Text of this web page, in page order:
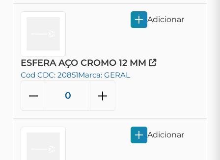
ESFERA AÇO CROMO 12 MM
Cod CDC: 20851Marca: GERAL
Adicionar
Adicionar